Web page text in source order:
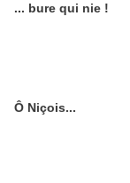
... bure qui nie !
Ô Niçois...